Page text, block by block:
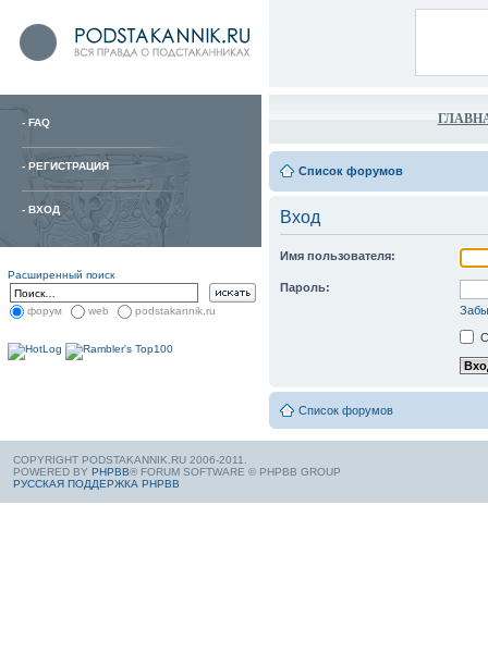
- FAQ
- РЕГИСТРАЦИЯ
- ВХОД
Расширенный поиск
форум web podstakannik.ru
Список форумов
Вход
Имя пользователя:
Пароль:
Список форумов
COPYRIGHT PODSTAKANNIK.RU 2006-2011.
POWERED BY PHPBB® FORUM SOFTWARE © PHPBB GROUP
РУССКАЯ ПОДДЕРЖКА PHPBB